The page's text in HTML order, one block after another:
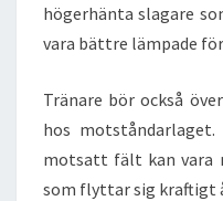
högerhänta slagare
vara bättre lämpade
Tränare bör också
hos
motsatt fält kan vara
som flyttar sig kraftigt